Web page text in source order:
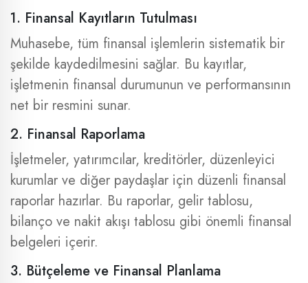
1. Finansal Kayıtların Tutulması
Muhasebe, tüm finansal işlemlerin sistematik bir
şekilde kaydedilmesini sağlar. Bu kayıtlar,
işletmenin finansal durumunun ve performansının
net bir resmini sunar.
2. Finansal Raporlama
İşletmeler, yatırımcılar, kreditörler, düzenleyici
kurumlar ve diğer paydaşlar için düzenli finansal
raporlar hazırlar. Bu raporlar, gelir tablosu,
bilanço ve nakit akışı tablosu gibi önemli finansal
belgeleri içerir.
3. Bütçeleme ve Finansal Planlama